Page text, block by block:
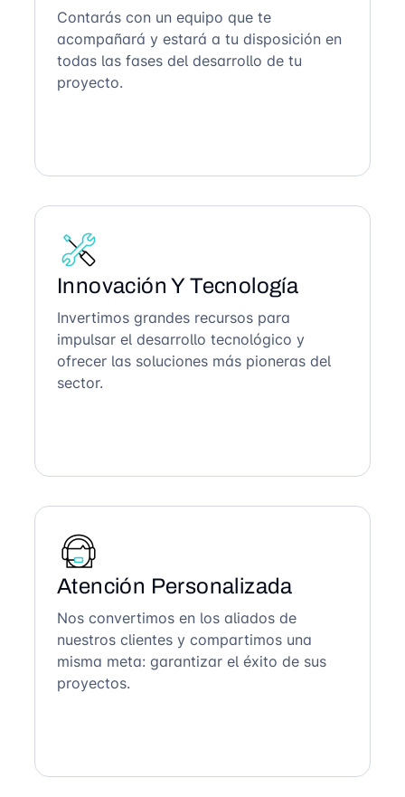
Contarás con un equipo que te
acompañará y estará a tu disposición en
todas las fases del desarrollo de tu
proyecto.
Innovación Y Tecnología
Invertimos grandes recursos para
impulsar el desarrollo tecnológico y
ofrecer las soluciones más pioneras del
sector.
Atención Personalizada
Nos convertimos en los aliados de
nuestros clientes y compartimos una
misma meta: garantizar el éxito de sus
proyectos.